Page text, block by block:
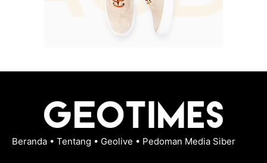
Beranda • Tentang • Geolive • Pedoman Media Siber